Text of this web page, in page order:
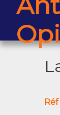
Réf